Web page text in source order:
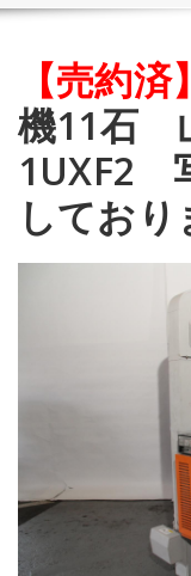
【売約済】
機11石
1UXF2
しており